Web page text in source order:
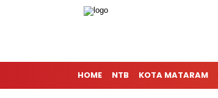
HOME NTB KOTA MATARAM